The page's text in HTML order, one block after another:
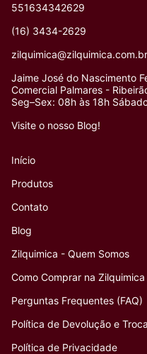
551634342629
(16) 3434-2629
zilquimica@zilquimica.com.br
Jaime José do Nascimento
Comercial Palmares -
Seg–Sex: 08h às 18h
Visite o nosso Blog!
Início
Produtos
Contato
Blog
Zilquimica - Quem Somos
Como Comprar na Zilquimica
Perguntas Frequentes (FAQ)
Política de Devolução e Troca
Política de Privacidade